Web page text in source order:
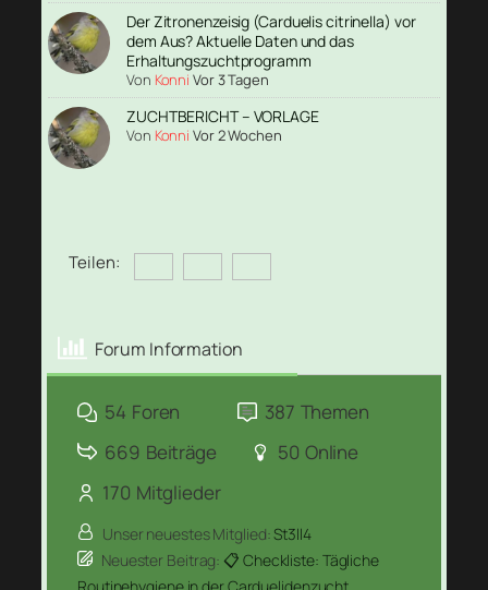
Der Zitronenzeisig (Carduelis citrinella) vor
dem Aus? Aktuelle Daten und das
Erhaltungszuchtprogramm
Von Konni Vor 3 Tagen
ZUCHTBERICHT – VORLAGE
Von Konni Vor 2 Wochen
Teilen:
Forum Information
54 Foren 387 Themen
669 Beiträge 50 Online
170 Mitglieder
Unser neuestes Mitglied:St3ll4
Neuester Beitrag:📋 Checkliste: Tägliche